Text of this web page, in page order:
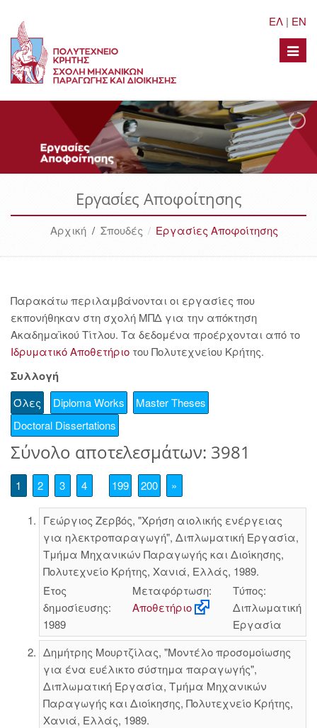
ΕΛ | EN
Toggle
Εργασίες Αποφοίτησης
Αρχική/ Σπουδές Εργασίες Αποφοίτησης
Παρακάτω περιλαμβάνονται οι εργασίες που
εκπονήθηκαν στη σχολή ΜΠΔ για την απόκτηση
Ακαδημαϊκού Τίτλου. Τα δεδομένα προέρχονται από το
Ιδρυματικό Αποθετήριο του Πολυτεχνείου Κρήτης.
Συλλογή
Όλες Diploma Works
Master Theses
Doctoral Dissertations
Σύνολο αποτελεσμάτων: 3981
1 2 3 4 199 200 »
Γεώργιος Ζερβός, "Χρήση αιολικής ενέργειας
για ηλεκτροπαραγωγή", Διπλωματική Εργασία,
Τμήμα Μηχανικών Παραγωγής και Διοίκησης,
Πολυτεχνείο Κρήτης, Χανιά, Ελλάς, 1989.
Έτος
δημοσίευσης:
1989
Μεταφόρτωση:
Αποθετήριο
Τύπος:
Διπλωματική
Εργασία
Δημήτρης Μουρτζίλας, "Μοντέλο προσομοίωσης
για ένα ευέλικτο σύστημα παραγωγής",
Διπλωματική Εργασία, Τμήμα Μηχανικών
Παραγωγής και Διοίκησης, Πολυτεχνείο Κρήτης,
Χανιά, Ελλάς, 1989.